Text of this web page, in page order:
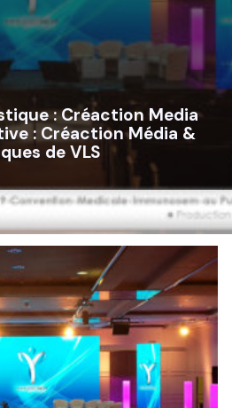
:Créaction Media
: Créaction Média &
de VLS